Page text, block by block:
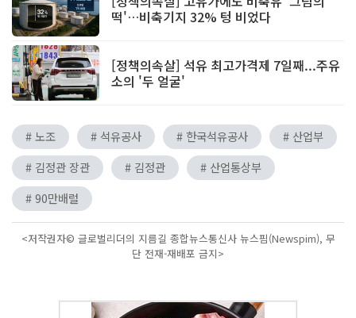
떡'…비축기지 32% 텅 비었다
[정책의속살] 석유 최고가격제 7일째...주유
소의 '두 얼굴'
# 노조 # 석유공사 # 한국석유공사
# 산업부
# 김정관 장관
# 김정관
# 산업통상부
# 90만배럴
<저작권자© 글로벌리더의 지름길 종합뉴스통신사 뉴스핌(Newspim), 무
단 전재-재배포 금지>